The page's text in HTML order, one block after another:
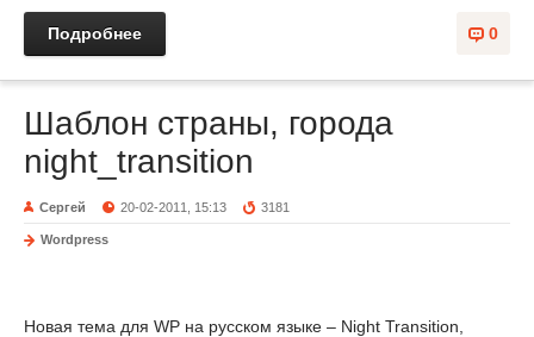
0
Подробнее
Шаблон страны, города
night_transition
Сергей 20-02-2011, 15:13 3181
Wordpress
Новая тема для WP на русском языке – Night Transition,